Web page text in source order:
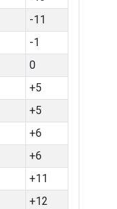
-11
-1
0
+5
+5
+6
+6
+11
+12